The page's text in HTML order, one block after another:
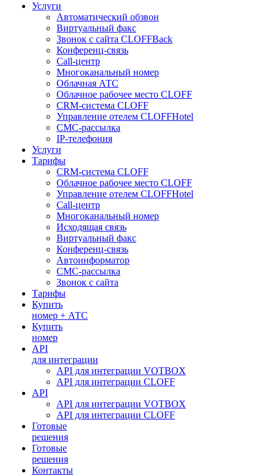
Услуги
Автоматический обзвон
Виртуальный факс
Звонок с сайта CLOFFBack
Конференц-связь
Call-центр
Многоканальный номер
Облачная АТС
Облачное рабочее место CLOFF
CRM-система CLOFF
Управление отелем CLOFFHotel
СМС-рассылка
IP-телефония
Услуги
Тарифы
CRM-система CLOFF
Облачное рабочее место CLOFF
Управление отелем CLOFFHotel
Call-центр
Многоканальный номер
Исходящая связь
Виртуальный факс
Конференц-связь
Автоинформатор
СМС-рассылка
Звонок с сайта
Тарифы
Купить
номер + АТС
Купить
номер
API
для интеграции
API для интеграции VOTBOX
API для интеграции CLOFF
API
API для интеграции VOTBOX
API для интеграции CLOFF
Готовые
решения
Готовые
решения
Контакты